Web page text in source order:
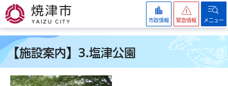
焼津市
市政情報 緊急情報 メニュー
【施設案内】3.塩津公園